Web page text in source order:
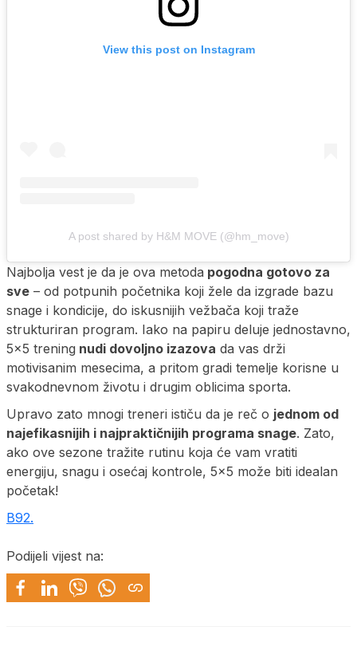
View this post on Instagram
A post shared by H&M MOVE (@hm_move)
Najbolja vest je da je ova metoda pogodna gotovo za
sve – od potpunih početnika koji žele da izgrade bazu
snage i kondicije, do iskusnijih vežbača koji traže
strukturiran program. Iako na papiru deluje jednostavno,
5×5 trening nudi dovoljno izazova da vas drži
motivisanim mesecima, a pritom gradi temelje korisne u
svakodnevnom životu i drugim oblicima sporta.
Upravo zato mnogi treneri ističu da je reč o jednom od
najefikasnijih i najpraktičnijih programa snage. Zato,
ako ove sezone tražite rutinu koja će vam vratiti
energiju, snagu i osećaj kontrole, 5×5 može biti idealan
početak!
B92.
Podijeli vijest na: